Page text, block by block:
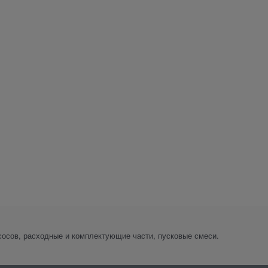
расходные и комплектующие части, пусковые смеси.